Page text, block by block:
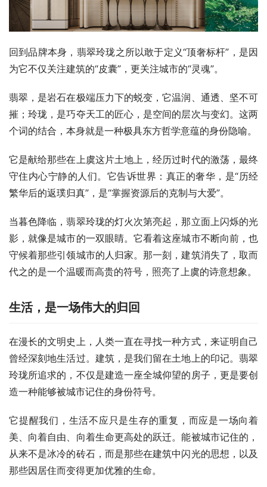
回到品牌本身，翡翠玲珑之所以敢于定义“顶奢标杆”，是因
为它不仅关注建筑的“皮囊”，更关注城市的“灵魂”。
翡翠，是岩石在极端压力下的蜕变，它温润、通透、坚不可
摧；玲珑，是巧夺天工的匠心，是空间的层次与变幻。这两
个词的结合，本身就是一种极具东方哲学意蕴的身份隐喻。
它是献给那些在上虞这片土地上，经历过时代的激荡，最终
守住内心宁静的人们。它告诉世界：真正的奢华，是“历经
繁华后的返璞归真”，是“掌握资源后的克制与大爱”。
当暮色降临，翡翠玲珑的灯火次第亮起，那立面上闪烁的光
影，就像是城市的一双眼睛。它看着这座城市不断向前，也
守候着那些引领城市的人归家。那一刻，建筑消失了，取而
代之的是一个温暖而高贵的符号，照亮了上虞的诗意想象。
生活，是一场伟大的归回
在漫长的文明史上，人类一直在寻找一种方式，来证明自己
曾经深刻地生活过。建筑，是我们留在土地上的印记。翡翠
玲珑所追求的，不仅是建造一座全城仰望的房子，更是要创
造一种能够被城市记住的身份符号。
它提醒我们，生活不应只是生存的重复，而应是一场向着
美、向着自由、向着生命更高处的跃迁。能被城市记住的，
从来不是冰冷的砖石，而是那些在建筑中闪光的思想，以及
那些因居住而变得更加优雅的生命。